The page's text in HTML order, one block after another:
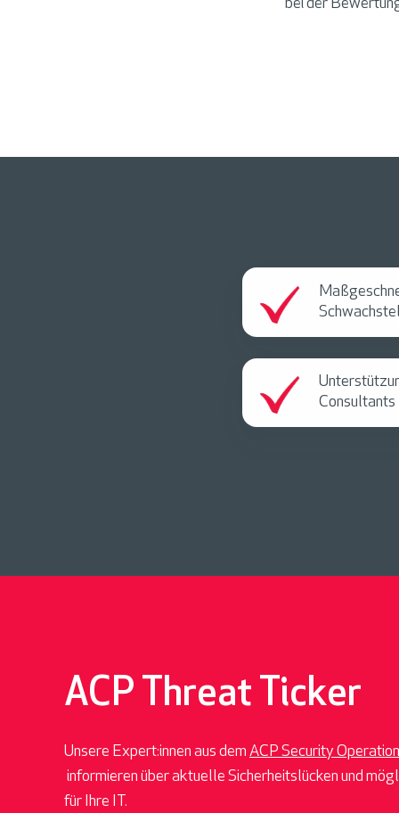
bei der
Consultants
ACP Threat Ticker
Unsere Expert:innen aus dem ACP Security
informieren über aktuelle Sicherheitslücken und
für Ihre IT.